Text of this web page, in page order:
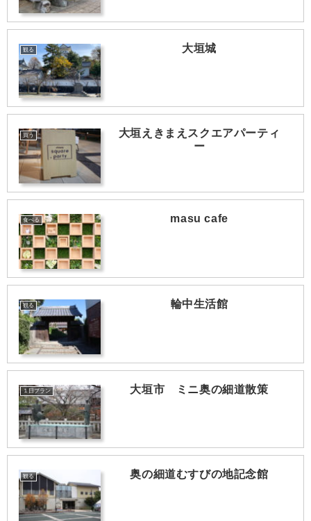
観る 大垣城
買う
大垣えきまえスクエアパーティ
ー
食べる masu cafe
観る 輪中生活館
１日プラン 大垣市 ミニ奥の細道散策
観る 奥の細道むすびの地記念館